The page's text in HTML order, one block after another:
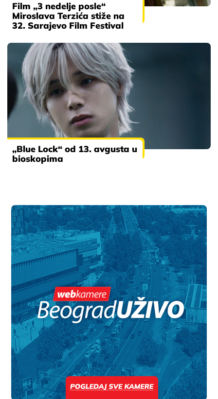
Film „3 nedelje posle“
Miroslava Terzića stiže na
32. Sarajevo Film Festival
„Blue Lock“ od 13. avgusta u
bioskopima